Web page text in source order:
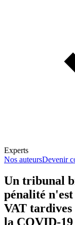
Experts
Nos auteursDevenir
En savoir plus sur la
Un tribunal
pénalité
VAT tardives
la COVID-19